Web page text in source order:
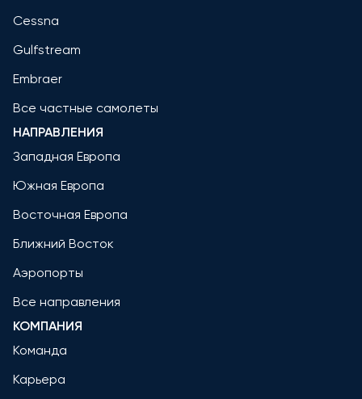
Cessna
Gulfstream
Embraer
Все частные самолеты
НАПРАВЛЕНИЯ
Западная Европа
Южная Европа
Восточная Европа
Ближний Восток
Аэропорты
Все направления
КОМПАНИЯ
Команда
Карьера